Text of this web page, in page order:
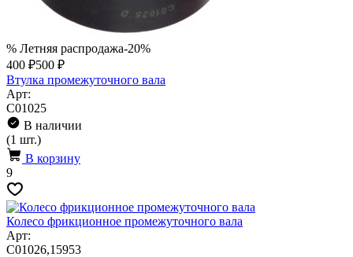
% Летняя распродажа-20%
400 ₽500 ₽
Втулка промежуточного вала
Арт:
С01025
В наличии
(1 шт.)
В корзину
9
Колесо фрикционное промежуточного вала
Арт:
С01026,15953